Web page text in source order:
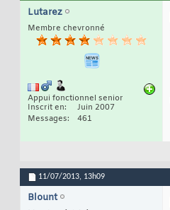
Lutarez
Membre chevronné
Appui fonctionnel senior
Inscrit en
Juin 2007
Messages
461
11/07/2013, 13h09
Blount